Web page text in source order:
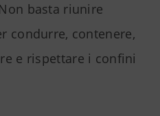
basta riunire
condurre, contenere,
e rispettare i confini